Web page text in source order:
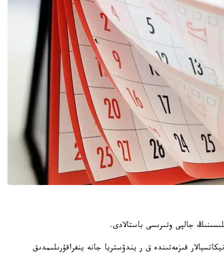
قىزمەتىندە ق ر يندۋستريا جانە ينفراقۇرىلىمدىق